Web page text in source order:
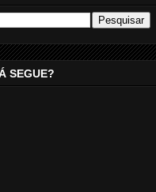
SEGUE?